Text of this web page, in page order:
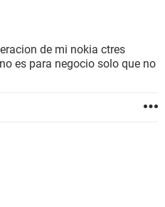
de mi nokia ctres
es para negocio solo que no